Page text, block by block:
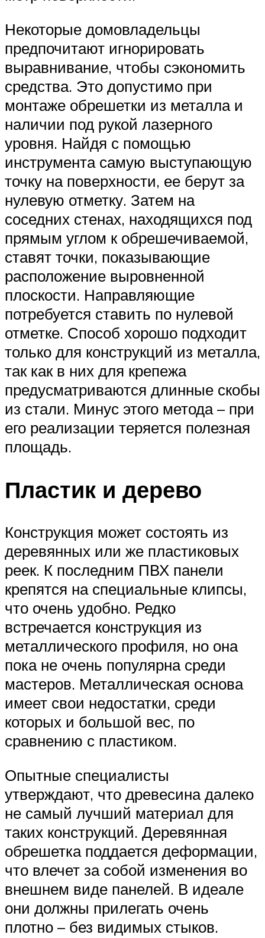
Некоторые домовладельцы
предпочитают игнорировать
выравнивание, чтобы сэкономить
средства. Это допустимо при
монтаже обрешетки из металла и
наличии под рукой лазерного
уровня. Найдя с помощью
инструмента самую выступающую
точку на поверхности, ее берут за
нулевую отметку. Затем на
соседних стенах, находящихся под
прямым углом к обрешечиваемой,
ставят точки, показывающие
расположение выровненной
плоскости. Направляющие
потребуется ставить по нулевой
отметке. Способ хорошо подходит
только для конструкций из металла,
так как в них для крепежа
предусматриваются длинные скобы
из стали. Минус этого метода – при
его реализации теряется полезная
площадь.
Пластик и дерево
Конструкция может состоять из
деревянных или же пластиковых
реек. К последним ПВХ панели
крепятся на специальные клипсы,
что очень удобно. Редко
встречается конструкция из
металлического профиля, но она
пока не очень популярна среди
мастеров. Металлическая основа
имеет свои недостатки, среди
которых и большой вес, по
сравнению с пластиком.
Опытные специалисты
утверждают, что древесина далеко
не самый лучший материал для
таких конструкций. Деревянная
обрешетка поддается деформации,
что влечет за собой изменения во
внешнем виде панелей. В идеале
они должны прилегать очень
плотно – без видимых стыков.